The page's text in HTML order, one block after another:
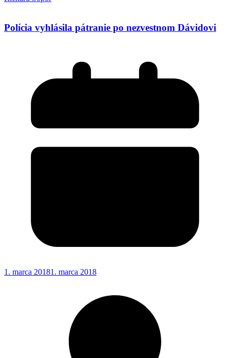
Polícia vyhlásila pátranie po nezvestnom Dávidovi
1. marca 20181. marca 2018